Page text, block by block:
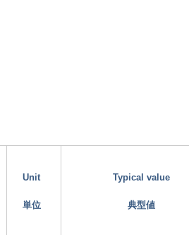
Unit
単位
Typical value
典型値